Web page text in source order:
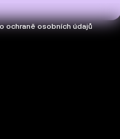
ochraně osobních údajů